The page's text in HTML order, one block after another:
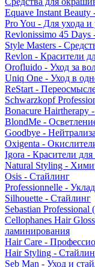
Equave Instant
Pro You - Для ухода и
Revlonissimo 45
Style Masters -
Revlon - Красители
Orofluido - Уход за
Uniq One - Уход в
ReStart -
Schwarzkopf
Bonacure Hairtherapy
BlondMe -
Goodbye -
Oxigenta -
Igora - Красители для
Natural Styling -
Osis - Стайлинг
Professionnelle -
Silhouette - Стайлинг
Sebastian
Cellophanes Hair
ламинирования
Hair Care -
Hair Styling -
Seb Man - Уход и